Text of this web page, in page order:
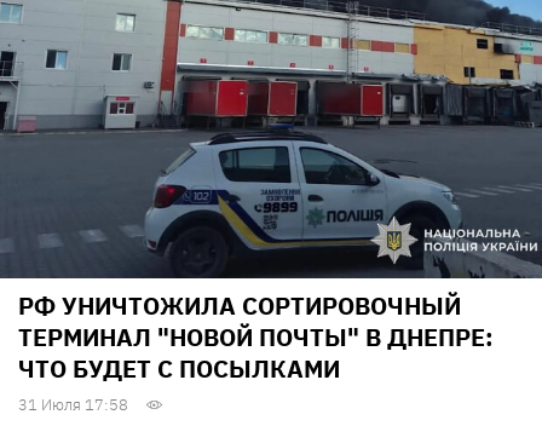
РФ УНИЧТОЖИЛА СОРТИРОВОЧНЫЙ
ТЕРМИНАЛ "НОВОЙ ПОЧТЫ" В ДНЕПРЕ:
ЧТО БУДЕТ С ПОСЫЛКАМИ
31 Июля 17:58